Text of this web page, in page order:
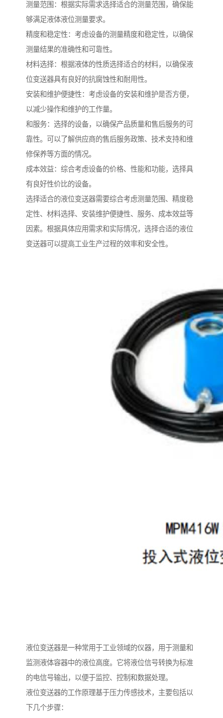
测量范围：根据实际需求选择适合的测量范围，确保能
够满足液体液位测量要求。
精度和稳定性：考虑设备的测量精度和稳定性，以确保
测量结果的准确性和可靠性。
材料选择：根据液体的性质选择适合的材料，以确保液
位变送器具有良好的抗腐蚀性和耐用性。
安装和维护便捷性：考虑设备的安装和维护是否方便，
以减少操作和维护的工作量。
和服务：选择的设备，以确保产品质量和售后服务的可
靠性。可以了解供应商的售后服务政策、技术支持和维
修保养等方面的情况。
成本效益：综合考虑设备的价格、性能和功能，选择具
有良好性价比的设备。
选择适合的液位变送器需要综合考虑测量范围、精度稳
定性、材料选择、安装维护便捷性、服务、成本效益等
因素。根据具体应用需求和实际情况，选择合适的液位
变送器可以提高工业生产过程的效率和安全性。
液位变送器是一种常用于工业领域的仪器，用于测量和
监测液体容器中的液位高度。它将液位信号转换为标准
的电信号输出，以便于监控、控制和数据处理。
液位变送器的工作原理基于压力传感技术，主要包括以
下几个步骤：